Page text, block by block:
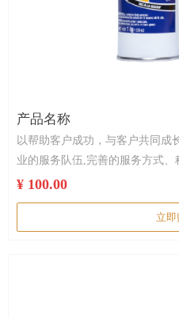
产品名称
以帮助客户成功，与客户共同成
业的服务队伍,完善的服务方式
售后服务的执行。
¥ 100.00
立